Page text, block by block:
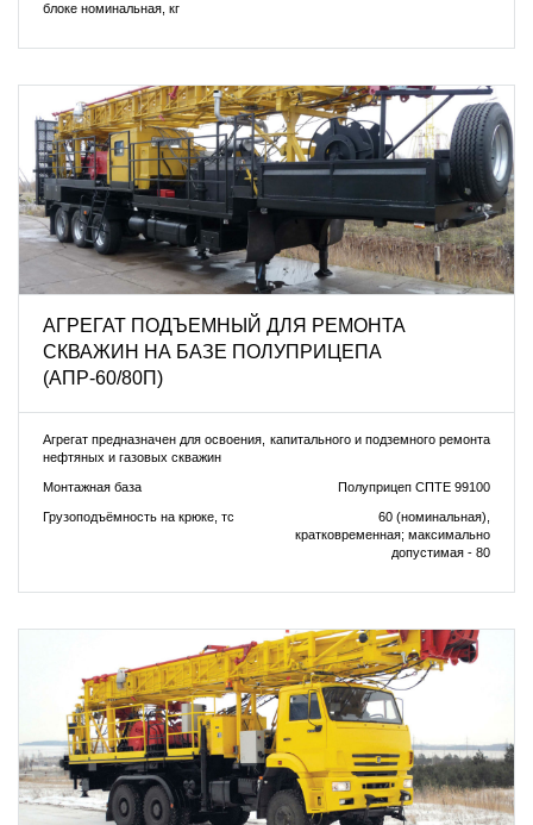
блоке номинальная, кг
АГРЕГАТ ПОДЪЕМНЫЙ ДЛЯ РЕМОНТА
СКВАЖИН НА БАЗЕ ПОЛУПРИЦЕПА
(АПР-60/80П)
Агрегат предназначен для освоения, капитального и подземного ремонта
нефтяных и газовых скважин
Монтажная база Полуприцеп СПТЕ 99100
Грузоподъёмность на крюке, тс
60 (номинальная),
кратковременная; максимально
допустимая - 80